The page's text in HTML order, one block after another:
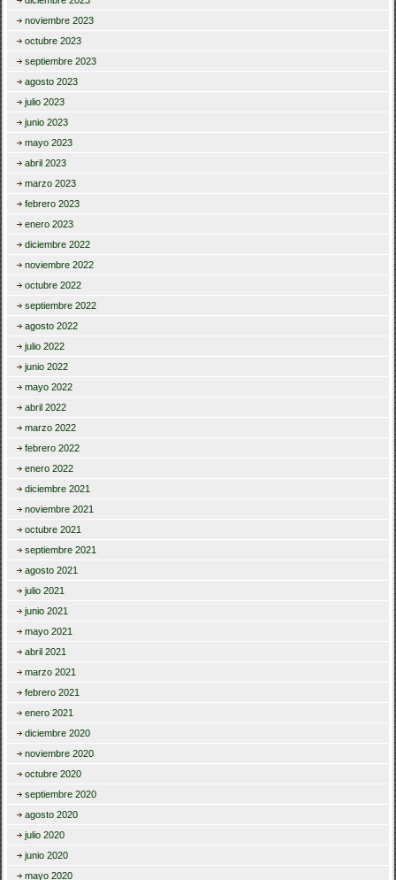
noviembre 2023
octubre 2023
septiembre 2023
agosto 2023
julio 2023
junio 2023
mayo 2023
abril 2023
marzo 2023
febrero 2023
enero 2023
diciembre 2022
noviembre 2022
octubre 2022
septiembre 2022
agosto 2022
julio 2022
junio 2022
mayo 2022
abril 2022
marzo 2022
febrero 2022
enero 2022
diciembre 2021
noviembre 2021
octubre 2021
septiembre 2021
agosto 2021
julio 2021
junio 2021
mayo 2021
abril 2021
marzo 2021
febrero 2021
enero 2021
diciembre 2020
noviembre 2020
octubre 2020
septiembre 2020
agosto 2020
julio 2020
junio 2020
mayo 2020